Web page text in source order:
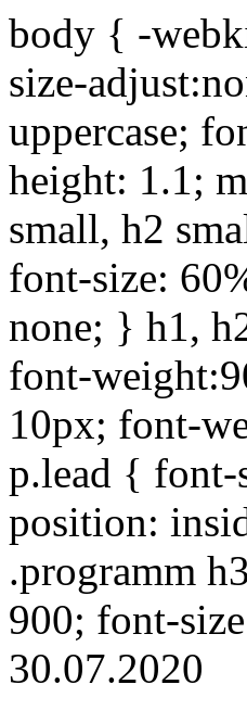
body { -
size-
uppercase;
height: 1.1;
small, h2
font-size:
none; } h1,
font-
10px; font-
p.lead {
position:
.programm
900; font-
30.07.2020